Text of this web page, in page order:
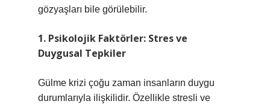
gözyaşları bile görülebilir.
1. Psikolojik Faktörler: Stres ve
Duygusal Tepkiler
Gülme krizi çoğu zaman insanların duygu
durumlarıyla ilişkilidir. Özellikle stresli ve